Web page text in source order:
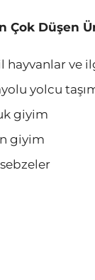
Çok Düşen
hayvanlar ve
yolcu
giyim
giyim